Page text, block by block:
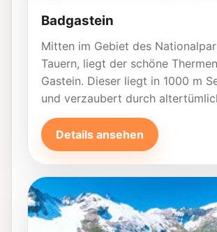
Badgastein
Mitten im Gebiet des
Tauern, liegt der schöne
Gastein. Dieser liegt in 1000 m
und verzaubert durch
Details ansehen